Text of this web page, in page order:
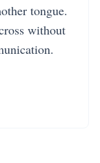
tongue.
without